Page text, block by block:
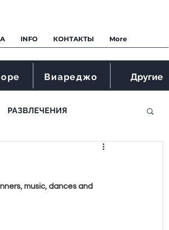
INFO КОНТАКТЫ More
Виареджо Другие
РАЗВЛЕЧЕНИЯ
music, dances and